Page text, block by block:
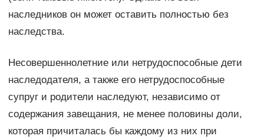
наследников он может оставить полностью без
наследства.
Несовершеннолетние или нетрудоспособные дети
наследодателя, а также его нетрудоспособные
супруг и родители наследуют, независимо от
содержания завещания, не менее половины доли,
которая причиталась бы каждому из них при